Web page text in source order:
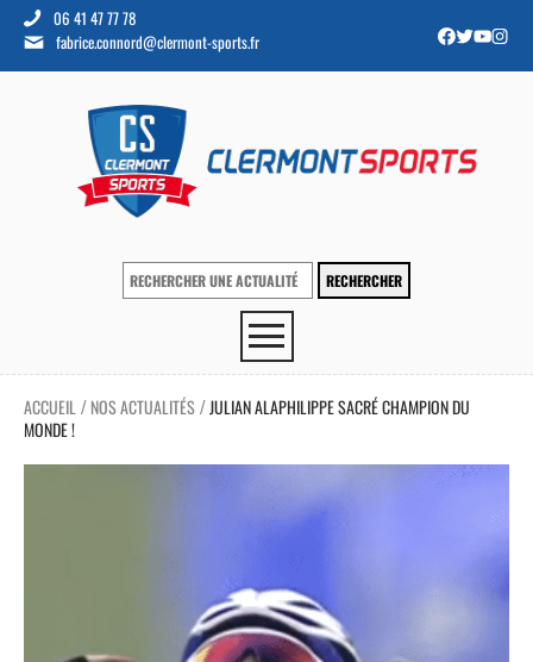
06 41 47 77 78
fabrice.connord@clermont-sports.fr
ACCUEIL / NOS ACTUALITÉS / JULIAN ALAPHILIPPE SACRÉ CHAMPION DU
MONDE !